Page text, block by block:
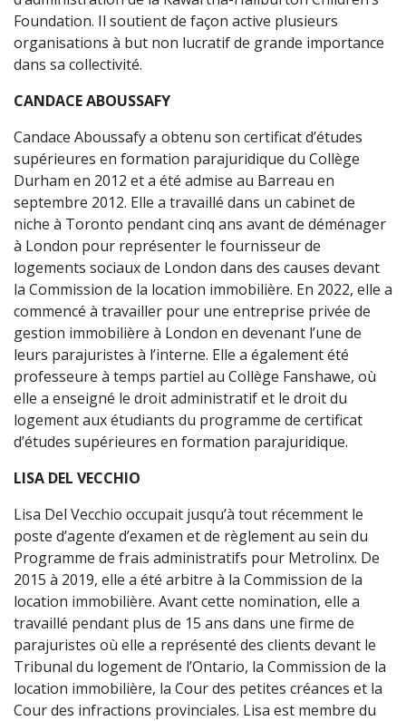
Foundation. Il soutient de façon active plusieurs
organisations à but non lucratif de grande importance
dans sa collectivité.
CANDACE ABOUSSAFY
Candace Aboussafy a obtenu son certificat d’études
supérieures en formation parajuridique du Collège
Durham en 2012 et a été admise au Barreau en
septembre 2012. Elle a travaillé dans un cabinet de
niche à Toronto pendant cinq ans avant de déménager
à London pour représenter le fournisseur de
logements sociaux de London dans des causes devant
la Commission de la location immobilière. En 2022, elle a
commencé à travailler pour une entreprise privée de
gestion immobilière à London en devenant l’une de
leurs parajuristes à l’interne. Elle a également été
professeure à temps partiel au Collège Fanshawe, où
elle a enseigné le droit administratif et le droit du
logement aux étudiants du programme de certificat
d’études supérieures en formation parajuridique.
LISA DEL VECCHIO
Lisa Del Vecchio occupait jusqu’à tout récemment le
poste d’agente d’examen et de règlement au sein du
Programme de frais administratifs pour Metrolinx. De
2015 à 2019, elle a été arbitre à la Commission de la
location immobilière. Avant cette nomination, elle a
travaillé pendant plus de 15 ans dans une firme de
parajuristes où elle a représenté des clients devant le
Tribunal du logement de l’Ontario, la Commission de la
location immobilière, la Cour des petites créances et la
Cour des infractions provinciales. Lisa est membre du